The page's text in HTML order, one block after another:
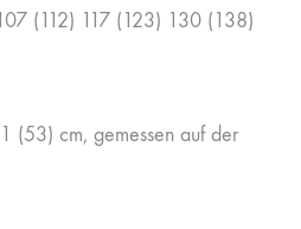
(112) 117 (123) 130 (138)
(53) cm, gemessen auf der